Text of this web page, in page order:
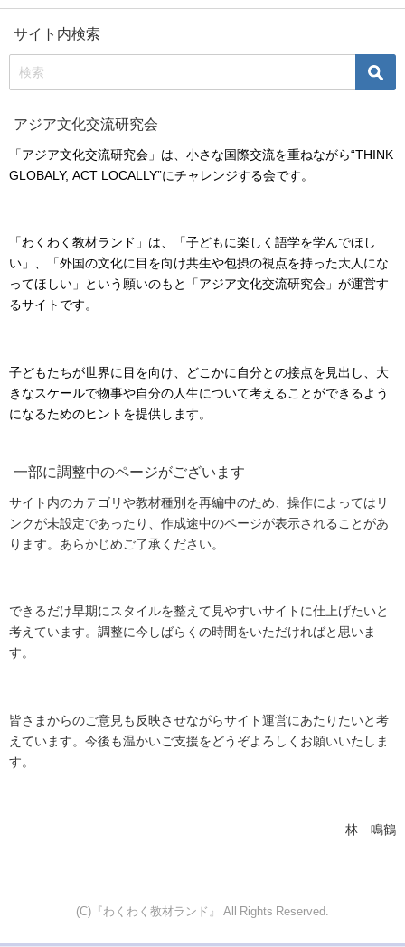
サイト内検索
アジア文化交流研究会
「アジア文化交流研究会」は、小さな国際交流を重ねながら“THINK
GLOBALY, ACT LOCALLY”にチャレンジする会です。
「わくわく教材ランド」は、「子どもに楽しく語学を学んでほし
い」、「外国の文化に目を向け共生や包摂の視点を持った大人にな
ってほしい」という願いのもと「アジア文化交流研究会」が運営す
るサイトです。
子どもたちが世界に目を向け、どこかに自分との接点を見出し、大
きなスケールで物事や自分の人生について考えることができるよう
になるためのヒントを提供します。
一部に調整中のページがございます
サイト内のカテゴリや教材種別を再編中のため、操作によってはリ
ンクが未設定であったり、作成途中のページが表示されることがあ
ります。あらかじめご了承ください。
できるだけ早期にスタイルを整えて見やすいサイトに仕上げたいと
考えています。調整に今しばらくの時間をいただければと思いま
す。
皆さまからのご意見も反映させながらサイト運営にあたりたいと考
えています。今後も温かいご支援をどうぞよろしくお願いいたしま
す。
林 鳴鶴
(C)『わくわく教材ランド』 All Rights Reserved.